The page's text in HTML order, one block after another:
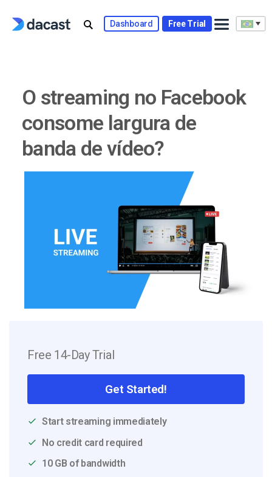
Dashboard Free Trial
O streaming no Facebook
consome largura de
banda de vídeo?
Free 14-Day Trial
Get Started!
Start streaming immediately
No credit card required
10 GB of bandwidth